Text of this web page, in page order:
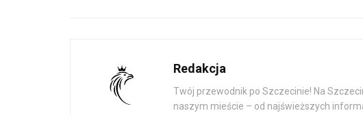
Redakcja
Twój przewodnik po Szczecinie! Na
naszym mieście – od najświeższych